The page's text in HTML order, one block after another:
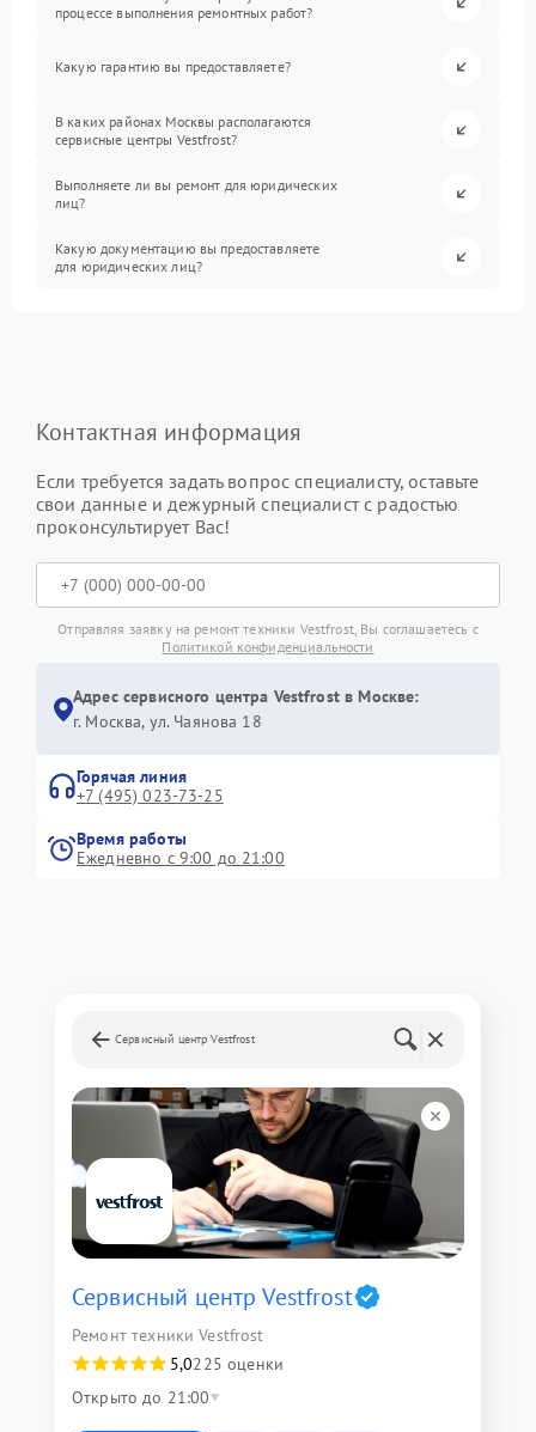
процессе выполнения ремонтных работ?
Какую гарантию вы предоставляете?
В каких районах Москвы располагаются
сервисные центры Vestfrost?
Выполняете ли вы ремонт для юридических
лиц?
Какую документацию вы предоставляете
для юридических лиц?
Контактная информация
Если требуется задать вопрос специалисту, оставьте
свои данные и дежурный специалист с радостью
проконсультирует Вас!
Отправляя заявку на ремонт техники Vestfrost, Вы соглашаетесь с
Политикой конфиденциальности
Адрес сервисного центра Vestfrost в Москве:
г. Москва, ул. Чаянова 18
Горячая линия
+7 (495) 023-73-25
Время работы
Ежедневно с 9:00 до 21:00
Сервисный центр Vestfrost
Сервисный центр Vestfrost
Ремонт техники Vestfrost
5,0225 оценки
Открыто до 21:00